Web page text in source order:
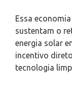
Essa
sustentam o
energia solar
incentivo
tecnologia